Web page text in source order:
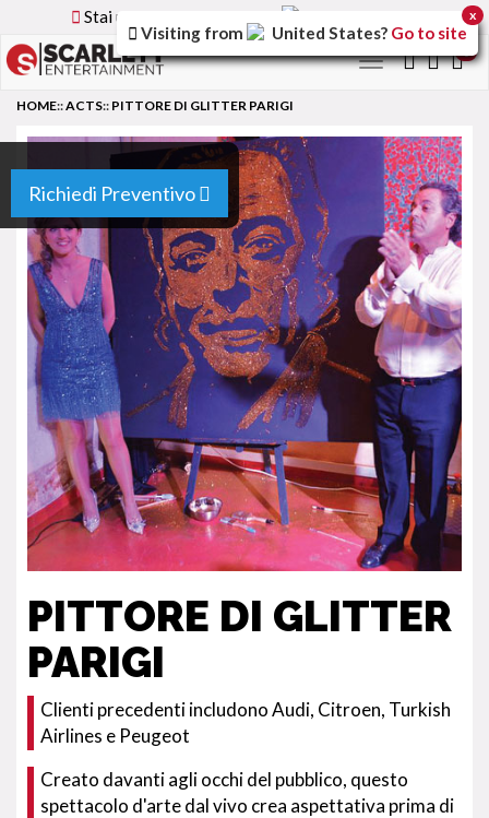
Stai utilizzando la versione
Toggle
Richiedi Preventivo
HOME::ACTS:: PITTORE DI GLITTER PARIGI
PITTORE DI GLITTER
PARIGI
Clienti precedenti includono Audi, Citroen, Turkish
Airlines e Peugeot
Creato davanti agli occhi del pubblico, questo
spettacolo d'arte dal vivo crea aspettativa prima di
Visiting from United States? Go to site
x